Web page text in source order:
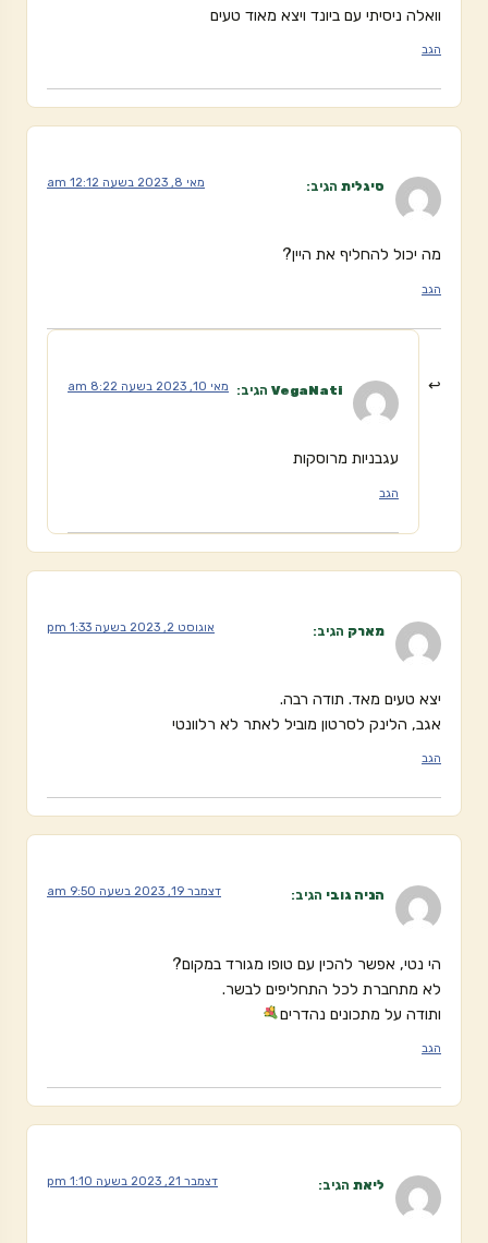
וואלה ניסיתי עם ביונד ויצא מאוד טעים
הגב
סיגלית הגיב: מאי 8, 2023 בשעה 12:12 am
מה יכול להחליף את היין?
הגב
VegaNati הגיב: מאי 10, 2023 בשעה 8:22 am
עגבניות מרוסקות
הגב
מארק הגיב: אוגוסט 2, 2023 בשעה 1:33 pm
יצא טעים מאד. תודה רבה.
אגב, הלינק לסרטון מוביל לאתר לא רלוונטי
הגב
הניה גובי הגיב: דצמבר 19, 2023 בשעה 9:50 am
הי נטי, אפשר להכין עם טופו מגורד במקום?
לא מתחברת לכל התחליפים לבשר.
ותודה על מתכונים נהדרים
הגב
ליאת הגיב: דצמבר 21, 2023 בשעה 1:10 pm